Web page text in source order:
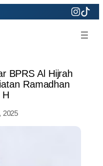
BPRS Al Hijrah
Ramadhan
H
2025